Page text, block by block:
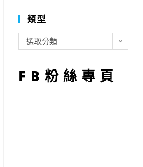
類型
型
選取分類
FB粉絲專頁